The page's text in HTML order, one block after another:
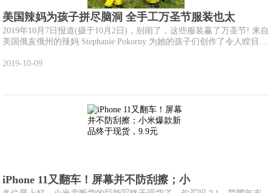
美国辣妈为孩子拼尽脑洞 全手工万圣节服装也太
2019年10月7日报道(摄于10月2日)，别闹了，这些服装赢了万圣节! 来自
美国俄亥俄州的辣妈 Stephanie Pokorny 为她的孩子们创作了令人瞠目...
2019-10-09
iPhone 11又翻车！屏幕并不防刮擦；小